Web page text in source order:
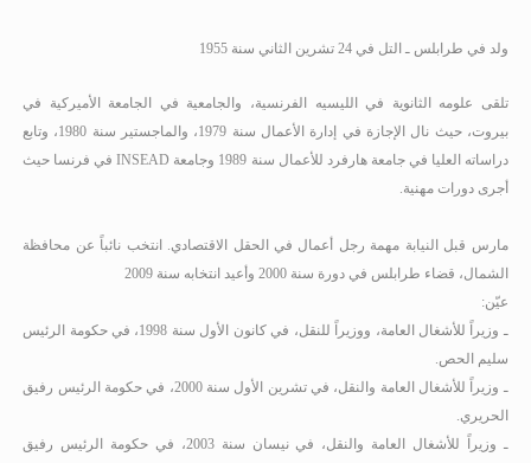
ولد في طرابلس ـ التل في 24 تشرين الثاني سنة 1955
تلقى علومه الثانوية في الليسيه الفرنسية، والجامعية في الجامعة الأميركية في
بيروت، حيث نال الإجازة في إدارة الأعمال سنة 1979، والماجستير سنة 1980، وتابع
دراساته العليا في جامعة هارفرد للأعمال سنة 1989 وجامعة
INSEADفي فرنسا حيث
أجرى دورات مهنية.
مارس قبل النيابة مهمة رجل أعمال في الحقل الاقتصادي. انتخب نائباً عن محافظة
الشمال، قضاء طرابلس في دورة سنة 2000
وأعيد انتخابه سنة 2009
عيّن:
ـ وزيراً للأشغال العامة، ووزيراً للنقل، في كانون الأول سنة 1998، في حكومة الرئيس
سليم الحص.
ـ وزيراً للأشغال العامة والنقل، في تشرين الأول سنة 2000، في حكومة الرئيس رفيق
الحريري.
ـ وزيراً للأشغال العامة والنقل، في نيسان سنة 2003، في حكومة الرئيس رفيق